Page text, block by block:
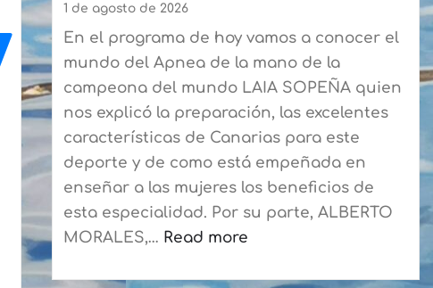
segunda
posición
estatal
en
movimiento
de
pasajeros
y
líder
en
1 de agosto de 2026
En el programa de hoy vamos a conocer el
mundo del Apnea de la mano de la
campeona del mundo LAIA SOPEÑA quien
nos explicó la preparación, las excelentes
características de Canarias para este
deporte y de como está empeñada en
enseñar a las mujeres los beneficios de
esta especialidad. Por su parte, ALBERTO
MORALES,… Read more